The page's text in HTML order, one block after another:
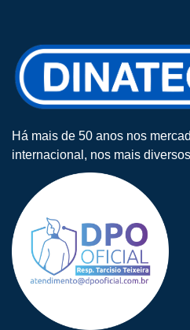
Há mais de 50 anos nos
internacional, nos mais